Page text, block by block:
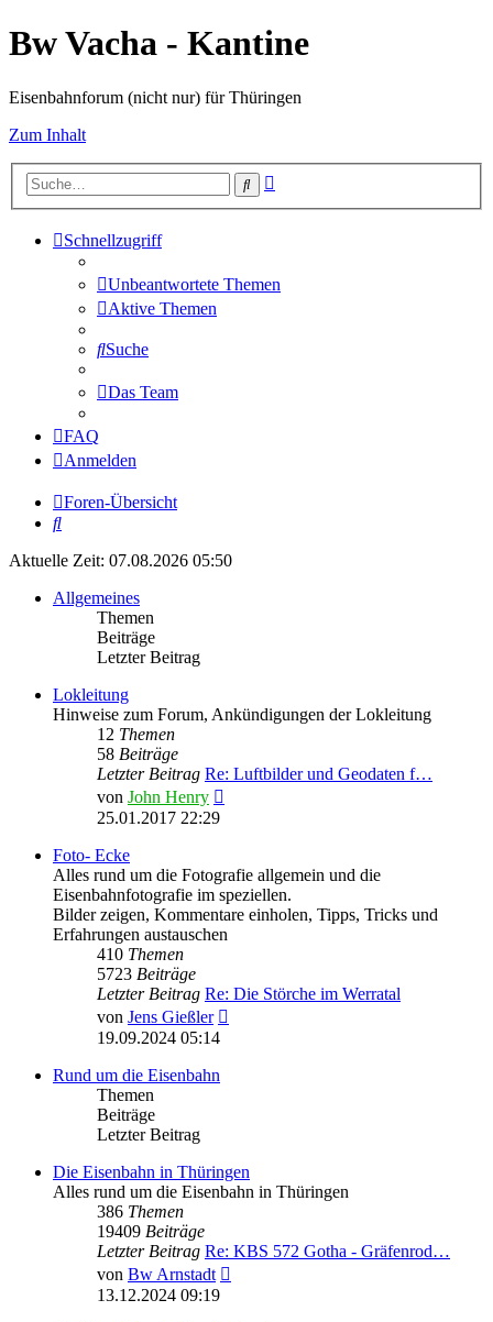
Bw Vacha - Kantine
Eisenbahnforum (nicht nur) für Thüringen
Zum Inhalt
Suche
Schnellzugriff
Unbeantwortete Themen
Aktive Themen
Suche
Das Team
FAQ
Anmelden
Foren-Übersicht
Suche
Aktuelle Zeit: 07.08.2026 05:50
Allgemeines
Themen
Beiträge
Letzter Beitrag
Lokleitung
Hinweise zum Forum, Ankündigungen der Lokleitung
12 Themen
58 Beiträge
Letzter Beitrag Re: Luftbilder und Geodaten f…
von John Henry
25.01.2017 22:29
Foto- Ecke
Alles rund um die Fotografie allgemein und die
Eisenbahnfotografie im speziellen.
Bilder zeigen, Kommentare einholen, Tipps, Tricks und
Erfahrungen austauschen
410 Themen
5723 Beiträge
Letzter Beitrag Re: Die Störche im Werratal
von Jens Gießler
19.09.2024 05:14
Rund um die Eisenbahn
Themen
Beiträge
Letzter Beitrag
Die Eisenbahn in Thüringen
Alles rund um die Eisenbahn in Thüringen
386 Themen
19409 Beiträge
Letzter Beitrag Re: KBS 572 Gotha - Gräfenrod…
von Bw Arnstadt
13.12.2024 09:19